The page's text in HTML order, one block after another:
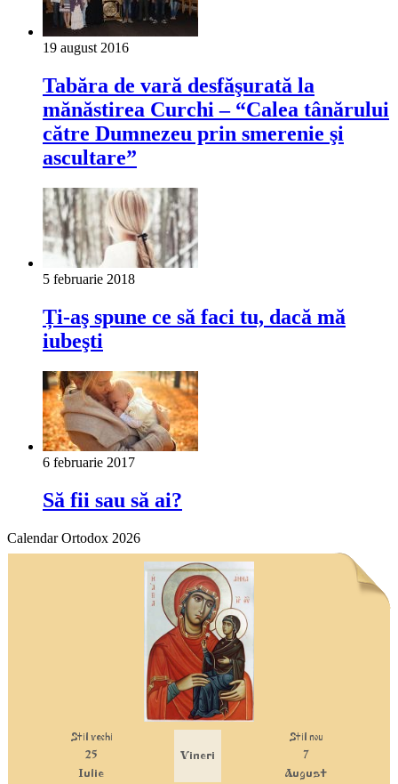
19 august 2016
Tabăra de vară desfăşurată la
mănăstirea Curchi – “Calea tânărului
către Dumnezeu prin smerenie şi
ascultare”
5 februarie 2018
Ți-aş spune ce să faci tu, dacă mă
iubeşti
6 februarie 2017
Să fii sau să ai?
Calendar Ortodox 2026